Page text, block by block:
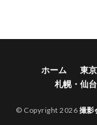
ホーム 東京
札幌・仙台
© Copyright 2026 撮影